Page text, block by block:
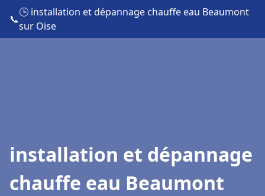
📞
🕒 installation et dépannage chauffe eau Beaumont
sur Oise
installation et dépannage
chauffe eau Beaumont